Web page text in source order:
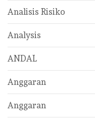
Analisis Risiko
Analysis
ANDAL
Anggaran
Anggaran